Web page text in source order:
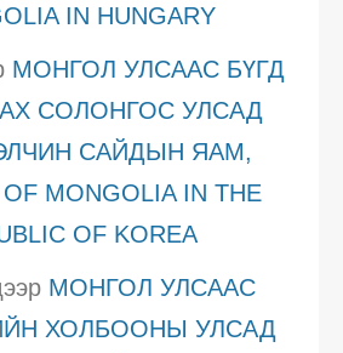
IN HUNGARY
МОНГОЛ УЛСААС БҮГД
СОЛОНГОС УЛСАД
САЙДЫН ЯАМ,
MONGOLIA IN THE
OF KOREA
МОНГОЛ УЛСААС
ХОЛБООНЫ УЛСАД